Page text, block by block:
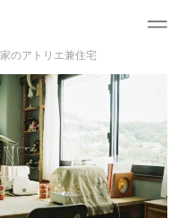
のアトリエ兼住宅